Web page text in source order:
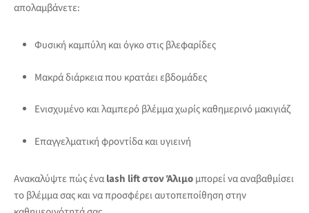
απολαμβάνετε:
Φυσική καμπύλη και όγκο στις βλεφαρίδες
Μακρά διάρκεια που κρατάει εβδομάδες
Ενισχυμένο και λαμπερό βλέμμα χωρίς καθημερινό μακιγιάζ
Επαγγελματική φροντίδα και υγιεινή
Ανακαλύψτε πώς έναlash lift στον Άλιμομπορεί να αναβαθμίσει
το βλέμμα σας και να προσφέρει αυτοπεποίθηση στην